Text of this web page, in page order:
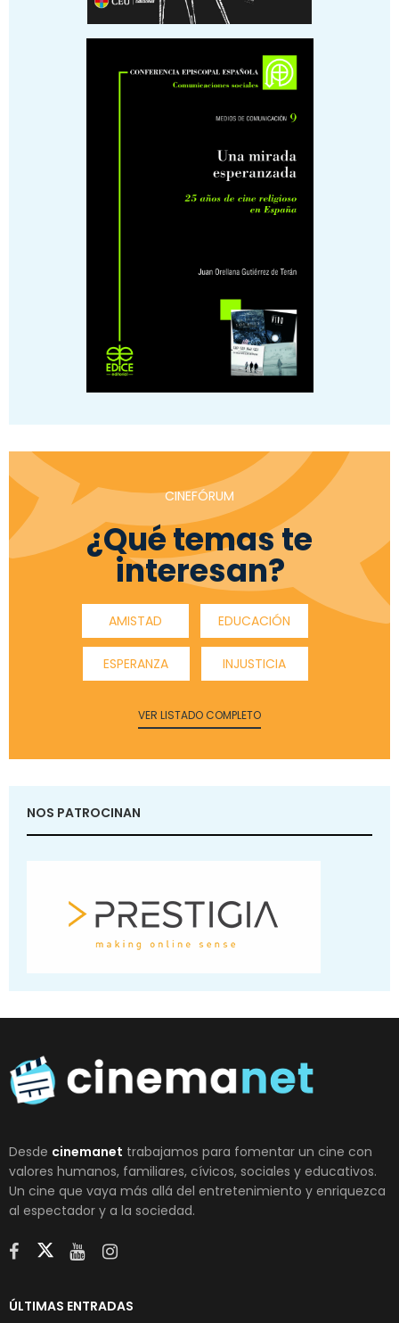
CINEFÓRUM
¿Qué temas te
interesan?
AMISTAD EDUCACIÓN
ESPERANZA INJUSTICIA
VER LISTADO COMPLETO
NOS PATROCINAN
Desde cinemanet trabajamos para fomentar un cine con
valores humanos, familiares, cívicos, sociales y educativos.
Un cine que vaya más allá del entretenimiento y enriquezca
al espectador y a la sociedad.
ÚLTIMAS ENTRADAS